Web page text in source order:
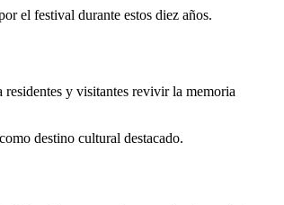
el festival durante estos diez años.
y visitantes revivir la memoria
destino cultural destacado.